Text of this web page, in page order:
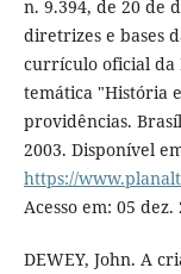
n. 9.394, de 20 de
diretrizes e bases
currículo oficial da
temática "História
providências.
2003. Disponível
https://
Acesso em: 05 dez.
DEWEY, John. A